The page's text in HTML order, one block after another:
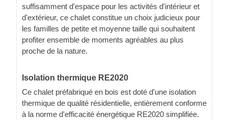
suffisamment d'espace pour les activités d'intérieur et
d'extérieur, ce chalet constitue un choix judicieux pour
les familles de petite et moyenne taille qui souhaitent
profiter ensemble de moments agréables au plus
proche de la nature.
Isolation thermique RE2020
Ce chalet préfabriqué en bois est doté d'une isolation
thermique de qualité résidentielle, entièrement conforme
à la norme d'efficacité énergétique RE2020 simplifiée.